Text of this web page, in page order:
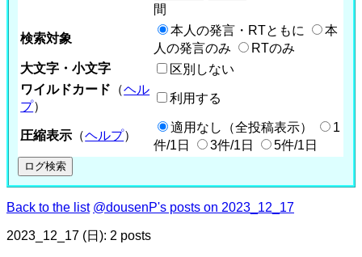
間
検索対象
本人の発言・RTともに
本
人の発言のみ
RTのみ
大文字・小文字
区別しない
ワイルドカード （ヘル
プ）
利用する
圧縮表示 （ヘルプ）
適用なし（全投稿表示）
1
件/1日
3件/1日 5件/1日
Back to the list @dousenP's posts on 2023_12_17
2023_12_17 (日): 2 posts